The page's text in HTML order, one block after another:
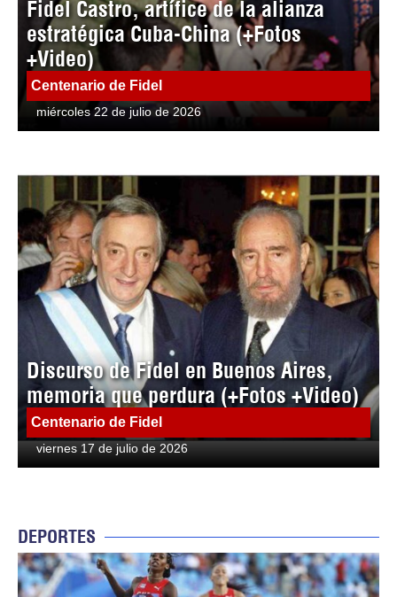
Fidel Castro, artífice de la alianza
estratégica Cuba-China (+Fotos
+Video)
Centenario de Fidel
miércoles 22 de julio de 2026
Discurso de Fidel en Buenos Aires,
memoria que perdura (+Fotos +Video)
Centenario de Fidel
viernes 17 de julio de 2026
DEPORTES